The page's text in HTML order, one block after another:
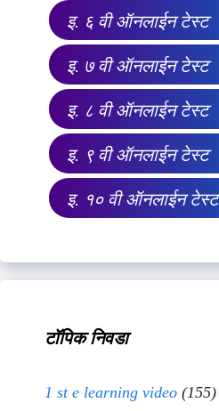
इ. ६ वी ऑनलाईन टेस्ट
इ. ७ वी ऑनलाईन टेस्ट
इ. ८ वी ऑनलाईन टेस्ट
इ. ९ वी ऑनलाईन टेस्ट
इ. १० वी ऑनलाईन टेस्ट
टॉपिक निवडा
1 st e learning video (155)